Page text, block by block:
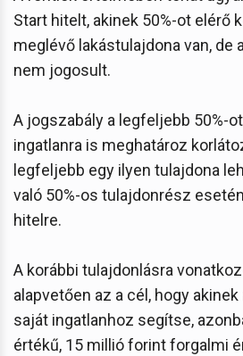
Start hitelt, akinek 50%-ot elérő
meglévő lakástulajdona van, de
nem jogosult.
A jogszabály a legfeljebb 50%-
ingatlanra is meghatároz
legfeljebb egy ilyen tulajdona
való 50%-os tulajdonrész
hitelre.
A korábbi tulajdonlásra
alapvetően az a cél, hogy
saját ingatlanhoz segítse,
értékű, 15 millió forint forgalmi